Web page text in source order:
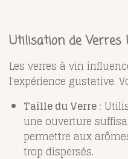
Utilisation de Verres
Les verres à vin
l'expérience gustative.
Taille du Verre :
une ouverture
permettre aux
trop dispersés.